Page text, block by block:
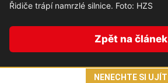
Řidiče trápí namrzlé silnice. Foto: HZS
Zpět na článek
NENECHTE SI UJÍT